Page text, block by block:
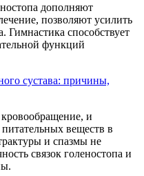
дополняют
позволяют усилить
Гимнастика способствует
функций
сустава: причины,
и
веществ в
и спазмы не
связок голеностопа и